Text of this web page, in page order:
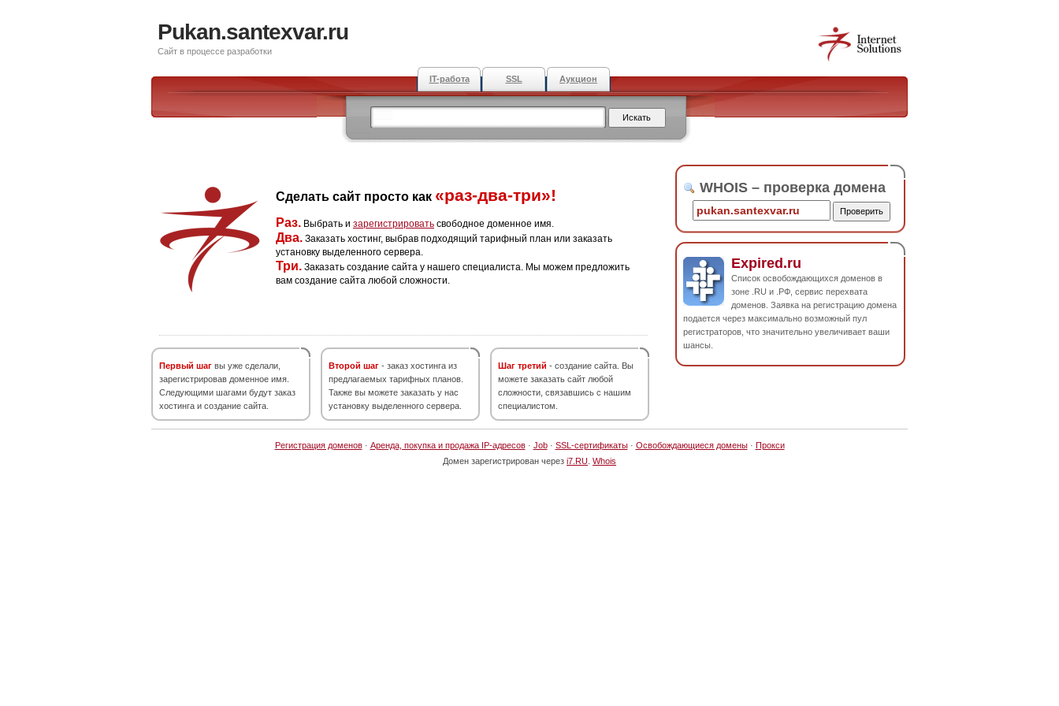
Pukan.santexvar.ru
Сайт в процессе разработки
IT-работа SSL Аукцион
Сделать сайт просто как «раз-два-три»!
Раз. Выбрать и зарегистрировать свободное доменное имя.
Два. Заказать хостинг, выбрав подходящий тарифный план или заказать
установку выделенного сервера.
Три. Заказать создание сайта у нашего специалиста. Мы можем предложить
вам создание сайта любой сложности.
Первый шаг вы уже сделали,
зарегистрировав доменное имя.
Следующими шагами будут заказ
хостинга и создание сайта.
Второй шаг - заказ хостинга из
предлагаемых тарифных планов.
Также вы можете заказать у нас
установку выделенного сервера.
Шаг третий - создание сайта. Вы
можете заказать сайт любой
сложности, связавшись с нашим
специалистом.
WHOIS – проверка домена
Expired.ru
Список освобождающихся доменов в
зоне .RU и .РФ, сервис перехвата
доменов. Заявка на регистрацию домена
подается через максимально возможный пул
регистраторов, что значительно увеличивает ваши
шансы.
Регистрация доменов· Аренда, покупка и продажа IP-адресов· Job· SSL-сертификаты· Освобождающиеся домены· Прокси
Домен зарегистрирован через i7.RU Whois